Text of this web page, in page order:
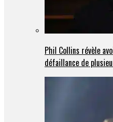
Phil Collins révèle
défaillance de